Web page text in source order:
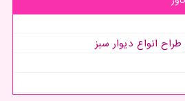
انواع دیوار سبز